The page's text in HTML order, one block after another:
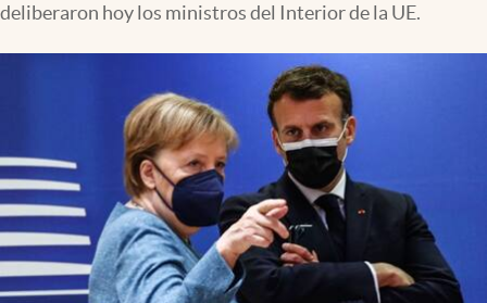
Infotechnology
Clase
Eventos Corporativos
El Cronista Studio
Mediakit
abre en nueva pestaña
deliberaron hoy los ministros del Interior de la UE.